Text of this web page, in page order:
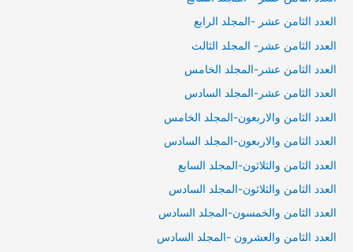
العدد الثامن عشر -المجلد الرابع
العدد الثامن عشر- المجلد الثالث
العدد الثامن عشر-المجلد الخامس
العدد الثامن عشر-المجلد السادس
العدد الثامن والاربعون-المجلد الخامس
العدد الثامن والاربعون-المجلد السادس
العدد الثامن والثلاثون-المجلد السابع
العدد الثامن والثلاثون-المجلد السادس
العدد الثامن والخمسون-المجلد السادس
العدد الثامن والعشرون -المجلد السادس